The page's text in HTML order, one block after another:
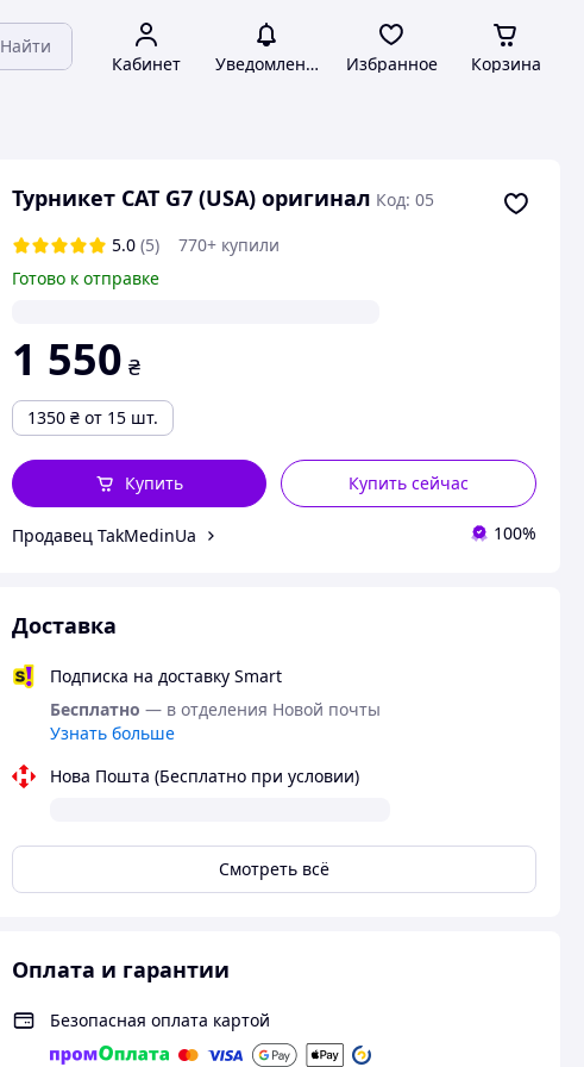
Найти
Кабинет Уведомления Избранное Корзина
Турникет CAT G7 (USA) оригинал Код: 05
5.0 (5)
770+ купили
Готово к отправке
1 550 ₴
1350 ₴ от 15 шт.
Купить сейчас
Купить
Продавец TakMedinUa 100%
Доставка
Подписка на доставку Smart
Бесплатно — в отделения Новой почты
Узнать больше
Нова Пошта (Бесплатно при условии)
Смотреть всё
Оплата и гарантии
Безопасная оплата картой